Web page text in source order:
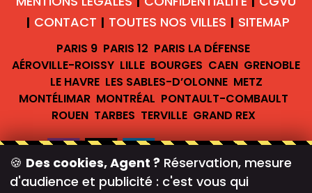
| CONTACT | TOUTES NOS VILLES | SITEMAP
PARIS 9 PARIS 12 PARIS LA DÉFENSE
AÉROVILLE-ROISSY LILLE BOURGES CAEN GRENOBLE
LE HAVRE LES SABLES-D’OLONNE METZ
MONTÉLIMAR MONTRÉAL PONTAULT-COMBAULT
ROUEN TARBES TERVILLE GRAND REX
🍪 Des cookies, Agent ? Réservation, mesure
d'audience et publicité : c'est vous qui